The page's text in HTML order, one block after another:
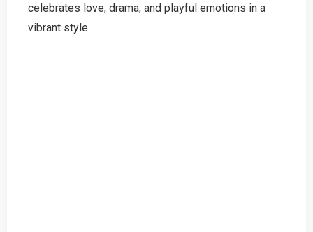
celebrates love, drama, and playful emotions in a
vibrant style.